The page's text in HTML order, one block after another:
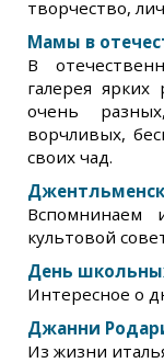
творчество,
Мамы в
В
галерея
очень
ворчливых,
своих чад.
Вспомнинаем
культовой
День
Интересное о
Джанни
Из жизни